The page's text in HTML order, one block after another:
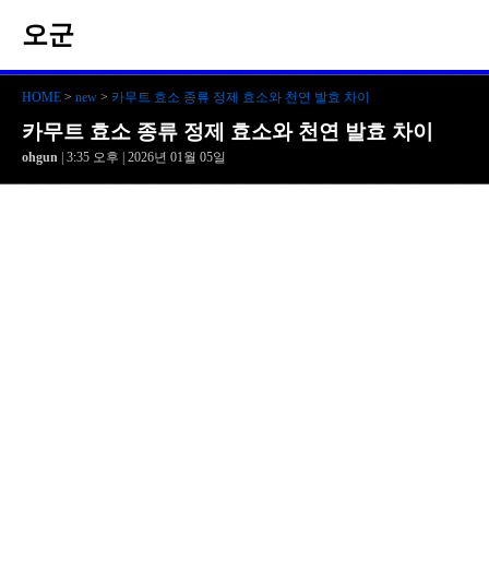
오군
HOME > new > 카무트 효소 종류 정제 효소와 천연 발효 차이
카무트 효소 종류 정제 효소와 천연 발효 차이
ohgun | 3:35 오후 | 2026년 01월 05일